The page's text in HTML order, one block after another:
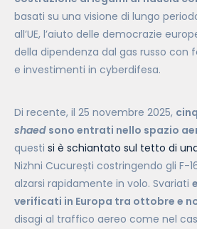
basati su una visione di lungo
all’UE, l’aiuto delle democrazie
della dipendenza dal gas russo con
e investimenti in cyberdifesa.
Di recente, il 25 novembre 2025,
shaed sono entrati nello spazio
questi si è schiantato sul tetto di
Nizhni Cucurești costringendo gli F-
alzarsi rapidamente in volo. Svariati
verificati in Europa tra ottobre e
disagi al traffico aereo come nel